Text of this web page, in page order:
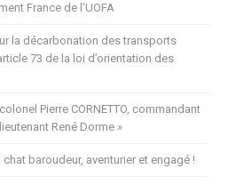
France de l’UOFA
la décarbonation des transports
73 de la loi d’orientation des
Pierre CORNETTO, commandant
René Dorme »
baroudeur, aventurier et engagé !